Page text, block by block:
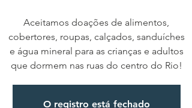
Aceitamos doações de alimentos,
cobertores, roupas, calçados, sanduíches
e água mineral para as crianças e adultos
que dormem nas ruas do centro do Rio!
O registro está fechado